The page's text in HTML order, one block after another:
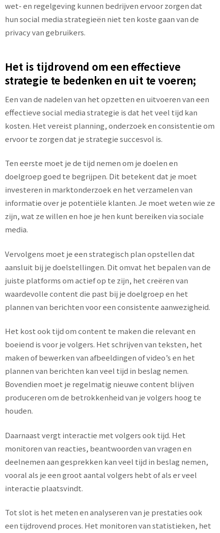
wet- en regelgeving kunnen bedrijven ervoor zorgen dat
hun social media strategieën niet ten koste gaan van de
privacy van gebruikers.
Het is tijdrovend om een effectieve
strategie te bedenken en uit te voeren;
Een van de nadelen van het opzetten en uitvoeren van een
effectieve social media strategie is dat het veel tijd kan
kosten. Het vereist planning, onderzoek en consistentie om
ervoor te zorgen dat je strategie succesvol is.
Ten eerste moet je de tijd nemen om je doelen en
doelgroep goed te begrijpen. Dit betekent dat je moet
investeren in marktonderzoek en het verzamelen van
informatie over je potentiële klanten. Je moet weten wie ze
zijn, wat ze willen en hoe je hen kunt bereiken via sociale
media.
Vervolgens moet je een strategisch plan opstellen dat
aansluit bij je doelstellingen. Dit omvat het bepalen van de
juiste platforms om actief op te zijn, het creëren van
waardevolle content die past bij je doelgroep en het
plannen van berichten voor een consistente aanwezigheid.
Het kost ook tijd om content te maken die relevant en
boeiend is voor je volgers. Het schrijven van teksten, het
maken of bewerken van afbeeldingen of video’s en het
plannen van berichten kan veel tijd in beslag nemen.
Bovendien moet je regelmatig nieuwe content blijven
produceren om de betrokkenheid van je volgers hoog te
houden.
Daarnaast vergt interactie met volgers ook tijd. Het
monitoren van reacties, beantwoorden van vragen en
deelnemen aan gesprekken kan veel tijd in beslag nemen,
vooral als je een groot aantal volgers hebt of als er veel
interactie plaatsvindt.
Tot slot is het meten en analyseren van je prestaties ook
een tijdrovend proces. Het monitoren van statistieken, het